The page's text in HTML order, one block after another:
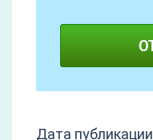
Дата